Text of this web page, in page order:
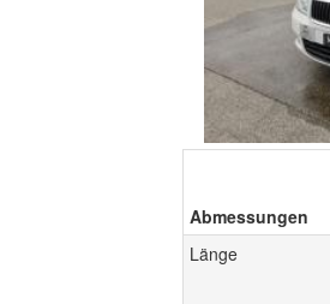
Abmessungen
Länge